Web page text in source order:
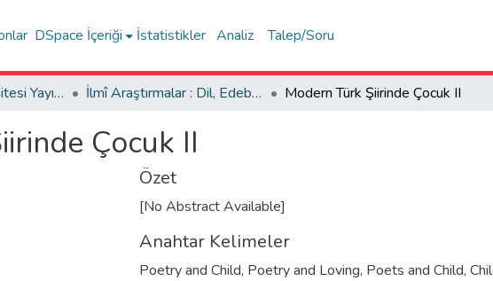
DSpace İçeriği İstatistikler Analiz Talep/Soru
FSM Vakıf Üniversitesi Yayınları / Publications of FSM Vakif University İlmî Araştırmalar : Dil, Edebiyat, Tarih İncelemeleri Modern Türk Şiirinde Çocuk II
Çocuk II
Özet
[No Abstract Available]
Anahtar Kelimeler
Poetry and Child, Poetry and Loving, Poets and Child,